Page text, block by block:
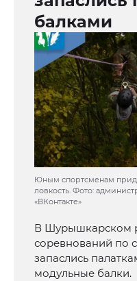
балками
Юным спортсменам
ловкость. Фото:
«ВКонтакте»
В Шурышкарском
соревнований по
запаслись
модульные балки.